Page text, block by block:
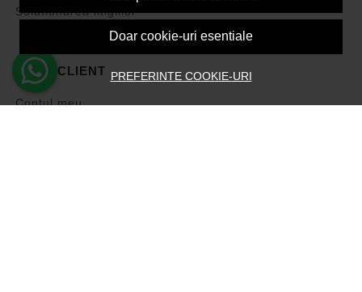
Doar cookie-uri esentiale
PREFERINTE COOKIE-URI
Solutionarea litigiilor
CONT CLIENT
Contul meu